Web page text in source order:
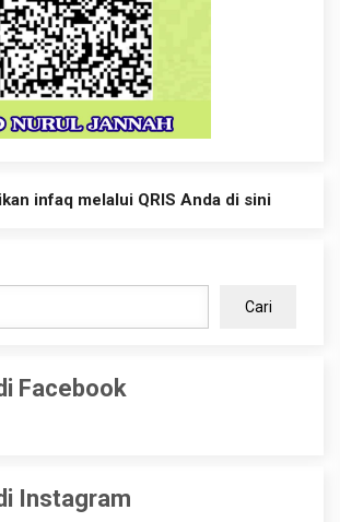
infaq melalui QRIS Anda di sini
Cari
Facebook
Instagram